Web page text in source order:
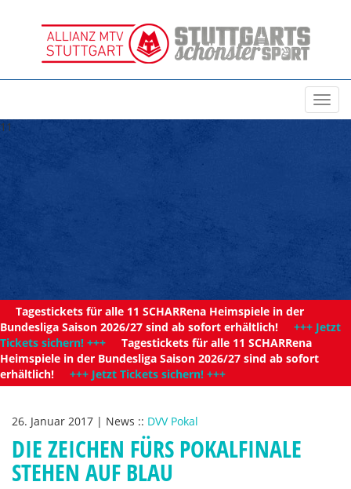
11
Tagestickets für alle 11 SCHARRena Heimspiele in der
Bundesliga Saison 2026/27 sind ab sofort erhältlich! +++ Jetzt
Tickets sichern! +++ Tagestickets für alle 11 SCHARRena
Heimspiele in der Bundesliga Saison 2026/27 sind ab sofort
erhältlich! +++ Jetzt Tickets sichern! +++
26. Januar 2017 | News :: DVV Pokal
DIE ZEICHEN FÜRS POKALFINALE
STEHEN AUF BLAU